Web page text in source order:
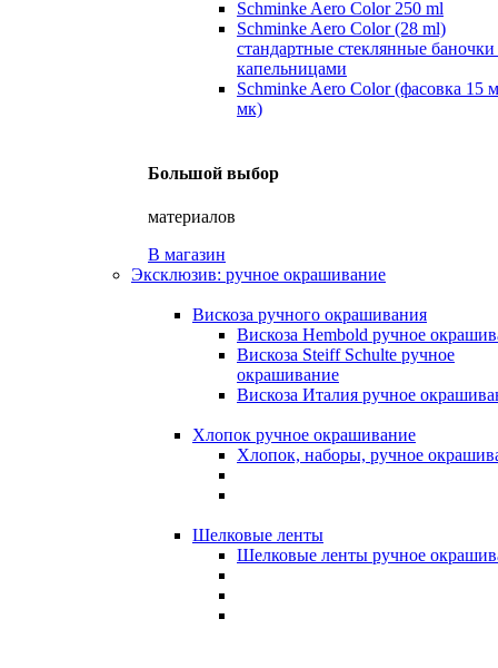
Schminke Aero Color 250 ml
Schminke Aero Color (28 ml)
стандартные стеклянные баночки
капельницами
Schminke Aero Color (фасовка 15
мк)
Большой выбор
материалов
В магазин
Эксклюзив: ручное окрашивание
Вискоза ручного окрашивания
Вискоза Hembold ручное
Вискоза Steiff Schulte ручное
окрашивание
Вискоза Италия ручное
Хлопок ручное окрашивание
Хлопок, наборы, ручное
Шелковые ленты
Шелковые ленты ручное